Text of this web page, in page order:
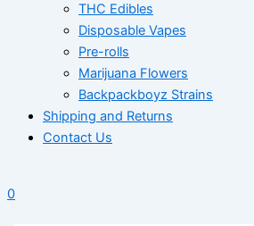
THC Edibles
Disposable Vapes
Pre-rolls
Marijuana Flowers
Backpackboyz Strains
Shipping and Returns
Contact Us
0